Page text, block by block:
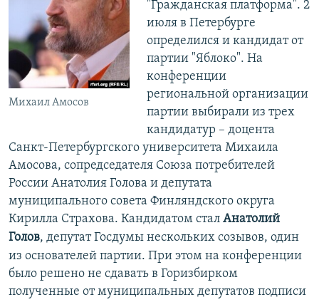
Михаил Амосов
"Гражданская платформа". 2
июля в Петербурге
определился и кандидат от
партии "Яблоко". На
конференции
региональной организации
партии выбирали из трех
кандидатур – доцента
Санкт-Петербургского университета Михаила
Амосова, сопредседателя Союза потребителей
России Анатолия Голова и депутата
муниципального совета Финляндского округа
Кирилла Страхова. Кандидатом стал Анатолий
Голов, депутат Госдумы нескольких созывов, один
из основателей партии. При этом на конференции
было решено не сдавать в Горизбирком
полученные от муниципальных депутатов подписи